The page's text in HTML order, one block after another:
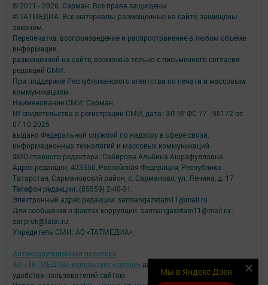
Мы в Яндекс Дзен
© 2011 - 2026. Сарман. Все права защищены.
© ТАТМЕДИА. Все материалы, размещенные на сайте, защищены
законом.
Перепечатка, воспроизведение и распространение в любом объеме
информации,
размещенной на сайте, возможна только с письменного согласия
редакций СМИ.
При поддержке Республиканского агентства по печати и массовым
коммуникациям.
Наименование СМИ: Сарман
№ свидетельства о регистрации СМИ, дата: ЭЛ № ФС 77 - 90172 от
07.10.2025
выдано Федеральной службой по надзору в сфере связи,
информационных технологий и массовых коммуникаций
ФИО главного редактора: Сабирова Альбина Ашрафулловна
Адрес редакции: 423350, Российская Федерация, Республика
Татарстан, Сармановский район, с. Сарманово, ул. Ленина, д. 17
Телефон редакции: (85559) 2-40-31;
Электронный адрес редакции: sarmangazetam11@mail.ru
Для сообщения о фактах коррупции: sarmangazetam11@mail.ru ;
sar.prok@tatar.ru.
Учредитель СМИ: АО «ТАТМЕДИА»
Антикоррупционная политика
АО «ТАТМЕДИА» использует «cookie» для персонализации сервисов и
удобства пользователей сайтом.